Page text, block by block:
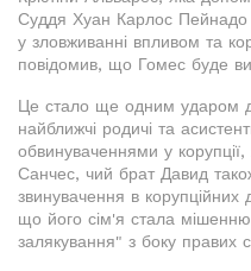
Суддя Хуан Карлос Пейнадо
у зловживанні впливом та
повідомив, що Гомес буде
Це стало ще одним ударом
найближчі родичі та
обвинуваченнями у корупції,
Санчес, чий брат Давид
звинувачення в корупційних
що його сім'я стала мішенню
залякування" з боку правих